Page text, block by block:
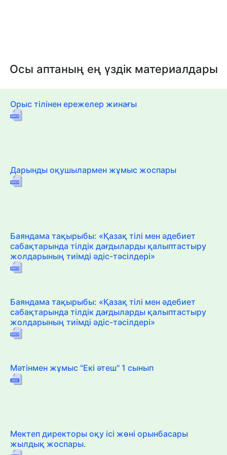
Осы аптаның ең үздік материалдары
Орыс тілінен ережелер жинағы
Дарынды оқушылармен жұмыс жоспары
Баяндама тақырыбы: «Қазақ тілі мен әдебиет
сабақтарында тілдік дағдыларды қалыптастыру
жолдарының тиімді әдіс-тәсілдері»
Баяндама тақырыбы: «Қазақ тілі мен әдебиет
сабақтарында тілдік дағдыларды қалыптастыру
жолдарының тиімді әдіс-тәсілдері»
Мәтінмен жұмыс "Екі әтеш" 1 сынып
Мектеп директоры оқу ісі жөні орынбасары
жылдық жоспары.